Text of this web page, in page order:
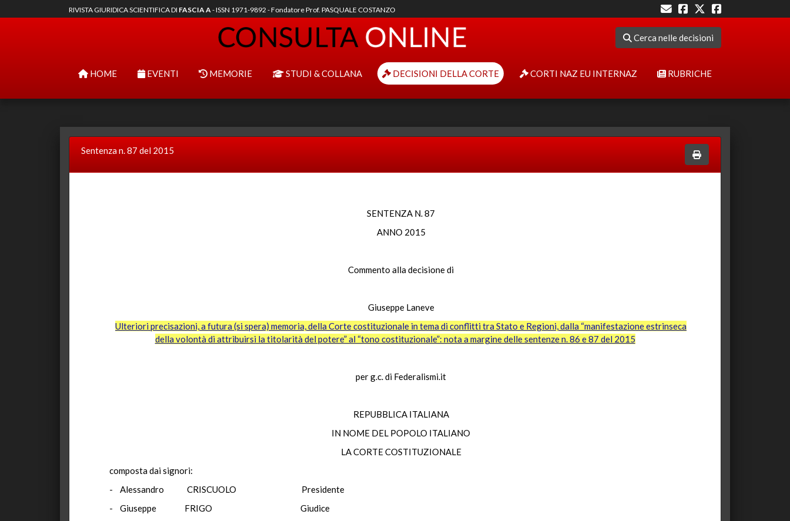
RIVISTA GIURIDICA SCIENTIFICA DI FASCIA A- ISSN 1971-9892 - Fondatore Prof. PASQUALE COSTANZO
Cerca nelle decisioni
HOME EVENTI MEMORIE STUDI & COLLANA DECISIONI DELLA CORTE CORTI NAZ EU INTERNAZ RUBRICHE
Sentenza n. 87 del 2015
SENTENZA N. 87
ANNO 2015
Commento alla decisione di
Giuseppe Laneve
Ulteriori precisazioni, a futura (si spera) memoria, della Corte costituzionale in tema di conflitti tra Stato e Regioni, dalla “manifestazione estrinseca
della volontà di attribuirsi la titolarità del potere” al “tono costituzionale”: nota a margine delle sentenze n. 86 e 87 del 2015
per g.c. di Federalismi.it
REPUBBLICA ITALIANA
IN NOME DEL POPOLO ITALIANO
LA CORTE COSTITUZIONALE
composta dai signori:
- Alessandro CRISCUOLO Presidente
- Giuseppe FRIGO Giudice